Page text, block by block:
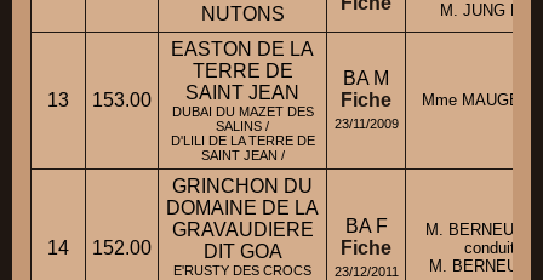
NUTONS
M. JUNG
13 153.00
EASTON DE LA
TERRE DE
SAINT JEAN
DUBAI DU MAZET DES
SALINS /
D'LILI DE LA TERRE DE
SAINT JEAN /
BA M
Fiche
23/11/2009
Mme MAUGER
14 152.00
GRINCHON DU
DOMAINE DE LA
GRAVAUDIERE
DIT GOA
E'RUSTY DES CROCS
BA F
Fiche
23/12/2011
M. BERNEUIL
conduit par
M. BERNEUIL